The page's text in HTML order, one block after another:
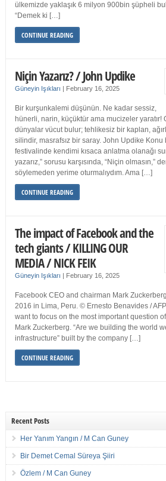
ülkemizde yaklaşık 6 milyon 900bin şüpheli
“Demek ki […]
CONTINUE READING
Niçin Yazarız? / John Updike
Güneyin Işıkları | February 16, 2025
Bir kurşunkalemi düşünün. Ne kadar sessiz,
hünerli, narin, küçüktür ama mucizeler
dünyalar vücut bulur; tehlikesiz bir kaplan,
silindir, masrafsız bir saray. John Updike Konu
festivalinde kendimi kısaca anlatma olanağı
yazarız,” sorusu karşısında, “Niçin olmasın,”
söylemeden yerime oturmalıydım. Ama […]
CONTINUE READING
The impact of Facebook and the
tech giants / KILLING OUR
MEDIA / NICK FEIK
Güneyin Işıkları | February 16, 2025
Facebook CEO and chairman Mark
2016 in Lima, Peru. © Ernesto Benavides / AFP
want to focus on the most important question
Mark Zuckerberg. “Are we building the world
infrastructure” built by the company […]
CONTINUE READING
Recent Posts
Her Yanım Yangın / M Can Guney
Bir Demet Cemal Süreya Şiiri
Özlem / M Can Guney